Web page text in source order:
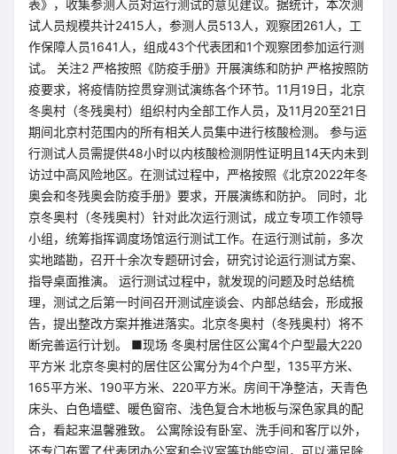
表》，收集参测人员对运行测试的意见建议。据统计，本次测
试人员规模共计2415人，参测人员513人，观察团261人，工
作保障人员1641人，组成43个代表团和1个观察团参加运行测
试。 关注2 严格按照《防疫手册》开展演练和防护 严格按照防
疫要求，将疫情防控贯穿测试演练各个环节。11月19日，北京
冬奥村（冬残奥村）组织村内全部工作人员，及11月20至21日
期间北京村范围内的所有相关人员集中进行核酸检测。 参与运
行测试人员需提供48小时以内核酸检测阴性证明且14天内未到
访过中高风险地区。在测试过程中，严格按照《北京2022年冬
奥会和冬残奥会防疫手册》要求，开展演练和防护。 同时，北
京冬奥村（冬残奥村）针对此次运行测试，成立专项工作领导
小组，统筹指挥调度场馆运行测试工作。在运行测试前，多次
实地踏勘，召开十余次专题研讨会，研究讨论运行测试方案、
指导桌面推演。 运行测试过程中，就发现的问题及时总结梳
理，测试之后第一时间召开测试座谈会、内部总结会，形成报
告，提出整改方案并推进落实。北京冬奥村（冬残奥村）将不
断完善运行计划。 ■现场 冬奥村居住区公寓4个户型最大220
平方米 北京冬奥村的居住区公寓分为4个户型，135平方米、
165平方米、190平方米、220平方米。房间干净整洁，天青色
床头、白色墙壁、暖色窗帘、浅色复合木地板与深色家具的配
合，看起来温馨雅致。 公寓除设有卧室、洗手间和客厅以外，
还专门布置了代表团办公室和会议室等功能空间，可以满足除